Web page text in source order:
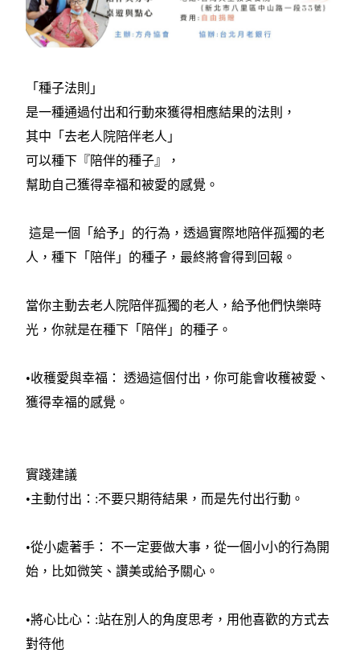
「種子法則」
是一種通過付出和行動來獲得相應結果的法則，
其中「去老人院陪伴老人」
可以種下『陪伴的種子』，
幫助自己獲得幸福和被愛的感覺。
這是一個「給予」的行為，透過實際地陪伴孤獨的老
人，種下「陪伴」的種子，最終將會得到回報。
當你主動去老人院陪伴孤獨的老人，給予他們快樂時
光，你就是在種下「陪伴」的種子。
•收穫愛與幸福： 透過這個付出，你可能會收穫被愛、
獲得幸福的感覺。
實踐建議
•主動付出：:不要只期待結果，而是先付出行動。
•從小處著手： 不一定要做大事，從一個小小的行為開
始，比如微笑、讚美或給予關心。
•將心比心：:站在別人的角度思考，用他喜歡的方式去
對待他